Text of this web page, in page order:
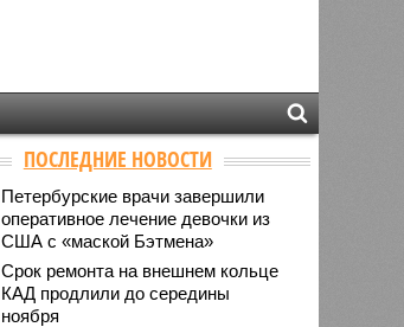
ПОСЛЕДНИЕ НОВОСТИ
Петербурские врачи завершили
оперативное лечение девочки из
США с «маской Бэтмена»
Срок ремонта на внешнем кольце
КАД продлили до середины
ноября